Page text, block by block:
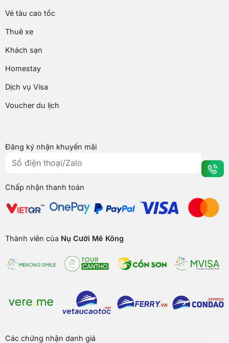
Vé tàu cao tốc
Thuê xe
Khách sạn
Homestay
Dịch vụ Visa
Voucher du lịch
Đăng ký nhận khuyến mãi
Chấp nhận thanh toán
Thành viên của Nụ Cười Mê Kông
Các chứng nhận danh giá